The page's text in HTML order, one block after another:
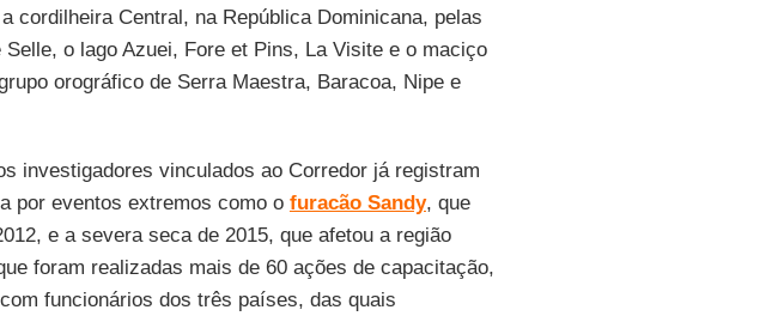
cordilheira Central, na República Dominicana, pelas
o lago Azuei, Fore et Pins, La Visite e o maciço
orográfico de Serra Maestra, Baracoa, Nipe e
investigadores vinculados ao Corredor já registram
por eventos extremos como o furacão Sandy, que
e a severa seca de 2015, que afetou a região
foram realizadas mais de 60 ações de capacitação,
funcionários dos três países, das quais